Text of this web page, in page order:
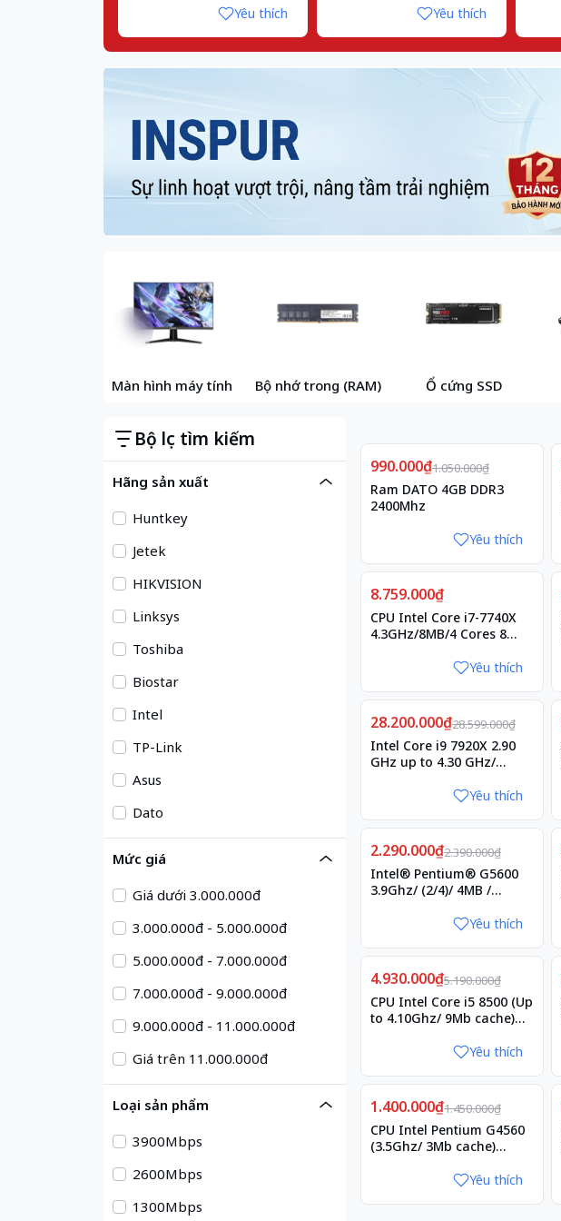
Yêu thích
Yêu thích
Màn hình máy tính Bộ nhớ trong (RAM) Ổ cứng SSD
Bộ lọc tìm kiếm
Hãng sản xuất
Huntkey
Jetek
HIKVISION
Linksys
Toshiba
Biostar
Intel
TP-Link
Asus
Dato
Mức giá
Giá dưới 3.000.000đ
3.000.000đ - 5.000.000đ
5.000.000đ - 7.000.000đ
7.000.000đ - 9.000.000đ
9.000.000đ - 11.000.000đ
Giá trên 11.000.000đ
Loại sản phẩm
3900Mbps
2600Mbps
1300Mbps
Giảm6%
990.000₫1.050.000₫
Ram DATO 4GB DDR3
2400Mhz
Yêu thích
8.759.000₫
CPU Intel Core i7-7740X
4.3GHz/8MB/4 Cores 8
Yêu thích
Giảm1%
28.200.000₫28.599.000₫
Intel Core i9 7920X 2.90
GHz up to 4.30 GHz/
Yêu thích
Giảm4%
2.290.000₫2.390.000₫
Intel® Pentium® G5600
3.9Ghz/ (2/4)/ 4MB /
Yêu thích
Giảm5%
4.930.000₫5.190.000₫
CPU Intel Core i5 8500 (Up
to 4.10Ghz/ 9Mb cache)
Yêu thích
Giảm3%
1.400.000₫1.450.000₫
CPU Intel Pentium G4560
(3.5Ghz/ 3Mb cache)
Yêu thích